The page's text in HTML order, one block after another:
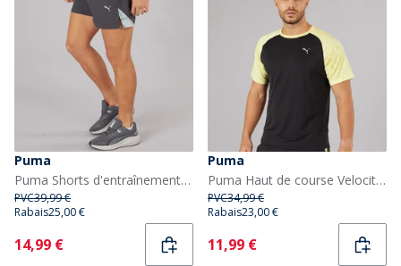
Puma
Puma Shorts d'entraînement Puma Fit Ultrabreathe Stretch 5 pouces marbrés Homme Gris/Bleu
PVC39,99 €
Rabais25,00 €
Current
14,99 €
Puma
Puma Haut de course Velocity Marble Homme Noir/Jaune
PVC34,99 €
Rabais23,00 €
Current
11,99 €